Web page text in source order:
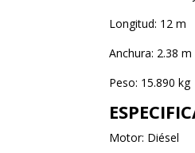
Longitud: 12 m
Anchura: 2.38 m
Peso: 15.890 kg
Motor: Diésel